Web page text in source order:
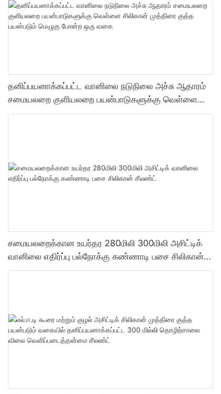
தனிப்பயனாக்கப்பட்ட வானிலை நடுநிலை அச்சு ஆதாரம்
சமையலறை குளியலறை பயன்பாடுகளுக்கு வெள்ளை
சிலிகான் முத்திரை குத்த பயன்படும் மெழுகு போன்ற ஒரு
சமையலறைக்கான உயர்தர 280மிலி 300மிலி அசிட்டிக்
வானிலை எதிர்ப்பு பல்நோக்கு கண்ணாடி பசை சிலிகான்
சீலண்ட்